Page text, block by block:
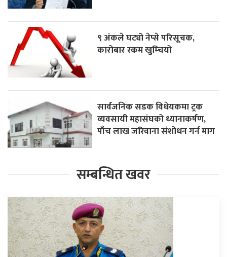
९ अंकले घट्यो नेप्से परिसूचक,
कारोबार रकम खुम्चियो
सार्वजनिक सडक विधेयकमा ट्रक
व्यवसायी महासंघको ध्यानाकर्षण,
पाँच लाख जरिवाना संशोधन गर्न माग
सम्बन्धित खवर